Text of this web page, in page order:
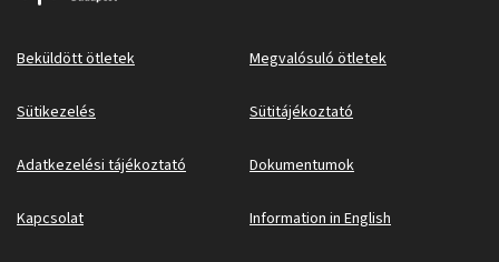
Beküldött ötletek Megvalósuló ötletek
Sütikezelés Sütitájékoztató
Adatkezelési tájékoztató Dokumentumok
Kapcsolat Information in English